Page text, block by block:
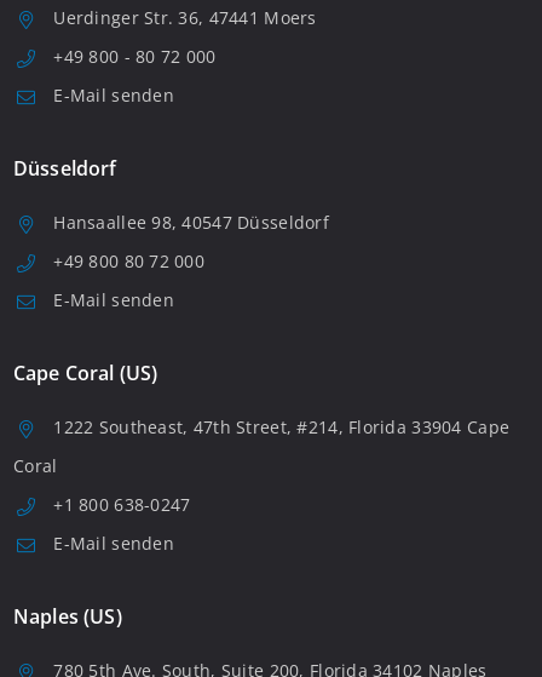
Uerdinger Str. 36, 47441 Moers
+49 800 - 80 72 000
E-Mail senden
Düsseldorf
Hansaallee 98, 40547 Düsseldorf
+49 800 80 72 000
E-Mail senden
Cape Coral (US)
1222 Southeast, 47th Street, #214, Florida 33904 Cape
Coral
+1 800 638-0247
E-Mail senden
Naples (US)
780 5th Ave. South, Suite 200, Florida 34102 Naples